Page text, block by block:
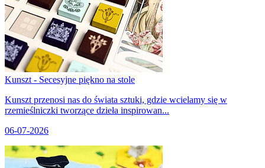
Kunszt - Secesyjne piękno na stole
Kunszt przenosi nas do świata sztuki, gdzie wcielamy się w
rzemieślniczki tworzące dzieła inspirowan...
06-07-2026